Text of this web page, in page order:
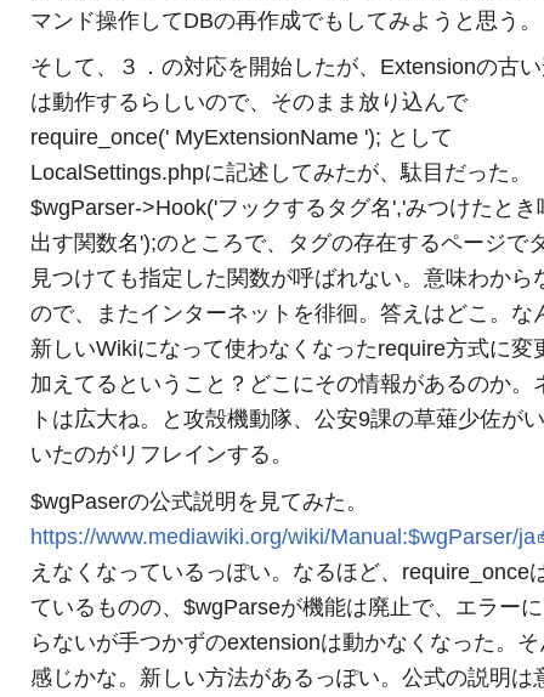
マンド操作してDBの再作成でもしてみようと思う。
そして、３．の対応を開始したが、Extensionの古
は動作するらしいので、そのまま放り込んで
require_once(' MyExtensionName '); として
LocalSettings.phpに記述してみたが、駄目だった。
$wgParser->Hook('フックするタグ名','みつけたとき
出す関数名');のところで、タグの存在するページで
見つけても指定した関数が呼ばれない。意味わから
ので、またインターネットを徘徊。答えはどこ。な
新しいWikiになって使わなくなったrequire方式に変
加えてるということ？どこにその情報があるのか。
トは広大ね。と攻殻機動隊、公安9課の草薙少佐が
いたのがリフレインする。
$wgPaserの公式説明を見てみた。
https://www.mediawiki.org/wiki/Manual:$wgParser/ja
えなくなっているっぽい。なるほど、require_once
ているものの、$wgParseが機能は廃止で、エラー
らないが手つかずのextensionは動かなくなった。
感じかな。新しい方法があるっぽい。公式の説明は